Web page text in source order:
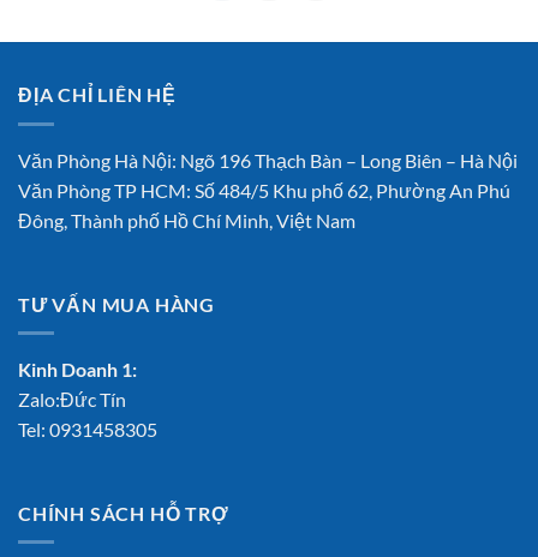
ĐỊA CHỈ LIÊN HỆ
Văn Phòng Hà Nội: Ngõ 196 Thạch Bàn – Long Biên – Hà Nội
Văn Phòng TP HCM: Số 484/5 Khu phố 62, Phường An Phú
Đông, Thành phố Hồ Chí Minh, Việt Nam
TƯ VẤN MUA HÀNG
Kinh Doanh 1:
Zalo:Đức Tín
Tel: 0931458305
CHÍNH SÁCH HỖ TRỢ